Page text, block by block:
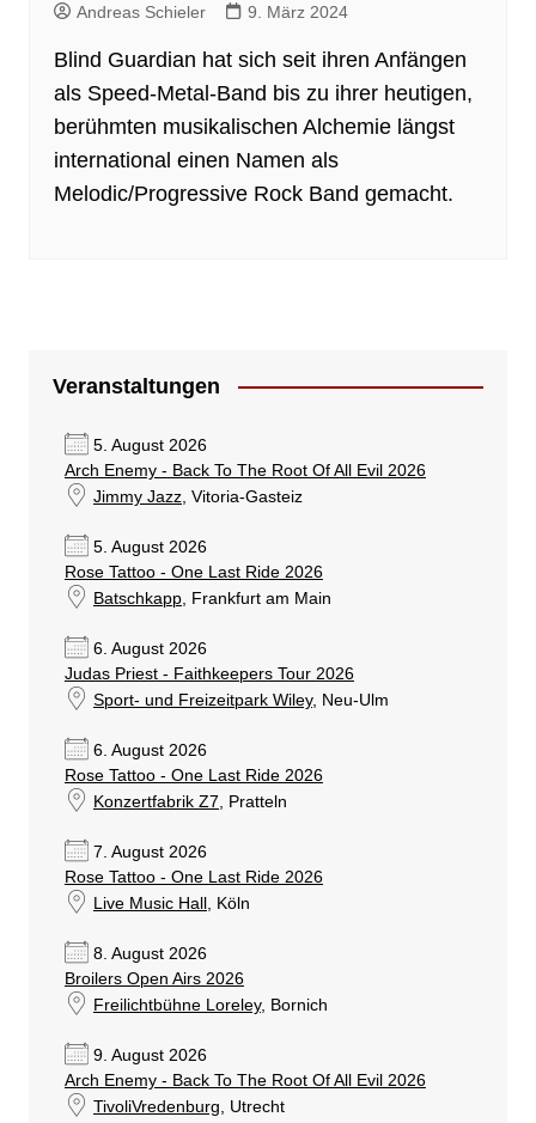
Andreas Schieler 9. März 2024
Blind Guardian hat sich seit ihren Anfängen
als Speed-Metal-Band bis zu ihrer heutigen,
berühmten musikalischen Alchemie längst
international einen Namen als
Melodic/Progressive Rock Band gemacht.
Veranstaltungen
5. August 2026
Arch Enemy - Back To The Root Of All Evil 2026
Jimmy Jazz, Vitoria-Gasteiz
5. August 2026
Rose Tattoo - One Last Ride 2026
Batschkapp, Frankfurt am Main
6. August 2026
Judas Priest - Faithkeepers Tour 2026
Sport- und Freizeitpark Wiley, Neu-Ulm
6. August 2026
Rose Tattoo - One Last Ride 2026
Konzertfabrik Z7 , Pratteln
7. August 2026
Rose Tattoo - One Last Ride 2026
Live Music Hall, Köln
8. August 2026
Broilers Open Airs 2026
Freilichtbühne Loreley, Bornich
9. August 2026
Arch Enemy - Back To The Root Of All Evil 2026
TivoliVredenburg , Utrecht